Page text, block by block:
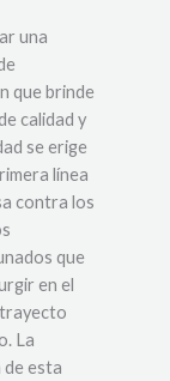
una
que brinde
calidad y
se erige
línea
contra los
que
en el
La
de esta